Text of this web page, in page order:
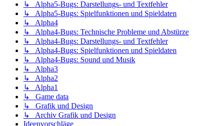
↳ Alpha5-Bugs: Darstellungs- und Textfehler
↳ Alpha5-Bugs: Spielfunktionen und Spieldaten
↳ Alpha4
↳ Alpha4-Bugs: Technische Probleme und Abstürze
↳ Alpha4-Bugs: Darstellungs- und Textfehler
↳ Alpha4-Bugs: Spielfunktionen und Spieldaten
↳ Alpha4-Bugs: Sound und Musik
↳ Alpha3
↳ Alpha2
↳ Alpha1
↳ Game data
↳ Grafik und Design
↳ Archiv Grafik und Design
Ideenvorschläge